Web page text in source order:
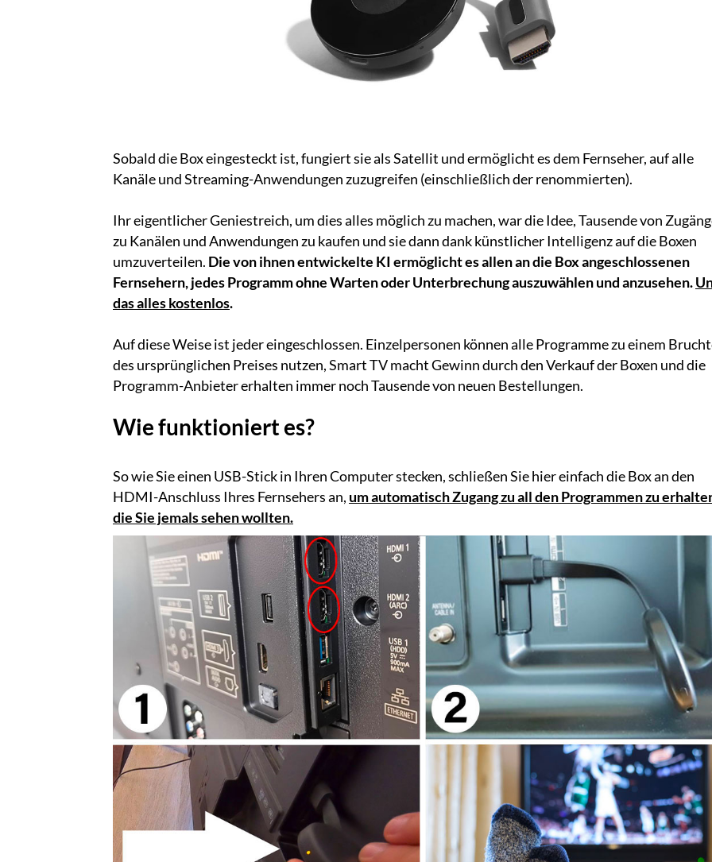
Sobald die Box eingesteckt ist, fungiert sie als Satellit und ermöglicht es dem Fernseher, auf alle
Kanäle und Streaming-Anwendungen zuzugreifen (einschließlich der renommierten).
Ihr eigentlicher Geniestreich, um dies alles möglich zu machen, war die Idee, Tausende von
zu Kanälen und Anwendungen zu kaufen und sie dann dank künstlicher Intelligenz auf die Boxen
umzuverteilen. Die von ihnen entwickelte KI ermöglicht es allen an die Box angeschlossenen
Fernsehern, jedes Programm ohne Warten oder Unterbrechung auszuwählen und anzusehen.
das alles kostenlos.
Auf diese Weise ist jeder eingeschlossen. Einzelpersonen können alle Programme zu einem
des ursprünglichen Preises nutzen, Smart TV macht Gewinn durch den Verkauf der Boxen und die
Programm-Anbieter erhalten immer noch Tausende von neuen Bestellungen.
Wie funktioniert es?
So wie Sie einen USB-Stick in Ihren Computer stecken, schließen Sie hier einfach die Box an den
HDMI-Anschluss Ihres Fernsehers an, um automatisch Zugang zu all den Programmen zu
die Sie jemals sehen wollten.